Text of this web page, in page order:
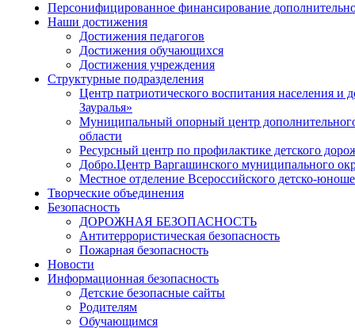
Персонифицированное финансирование
Наши достижения
Достижения педагогов
Достижения обучающихся
Достижения учреждения
Структурные подразделения
Центр патриотического воспитания населения
Зауралья»
Муниципальный опорный центр
области
Ресурсный центр по профилактике детского
Добро.Центр Варгашинского муниципального
Местное отделение Всероссийского детско-
Творческие объединения
Безопасность
ДОРОЖНАЯ БЕЗОПАСНОСТЬ
Антитеррористическая безопасность
Пожарная безопасность
Новости
Информационная безопасность
Детские безопасные сайты
Родителям
Обучающимся